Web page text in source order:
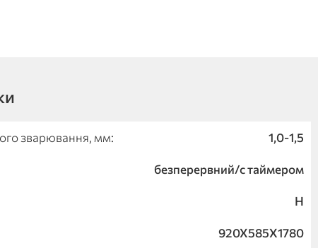
зварювання, мм: 1,0-1,5
безперервний/с таймером
H
920Х585Х1780